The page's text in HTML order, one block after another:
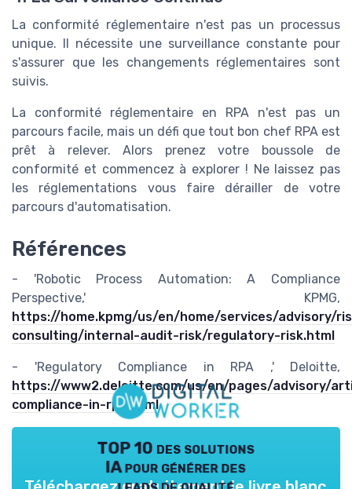
La conformité réglementaire n'est pas un processus
unique. Il nécessite une surveillance constante pour
s'assurer que les changements réglementaires sont
suivis.
La conformité réglementaire en RPA n'est pas un
parcours facile, mais un défi que tout bon chef RPA est
prêt à relever. Alors prenez votre boussole de
conformité et commencez à explorer ! Ne laissez pas
les réglementations vous faire dérailler de votre
parcours d'automatisation.
Références
- 'Robotic Process Automation: A Compliance
Perspective,' KPMG,
https://home.kpmg/us/en/home/services/advisory/
consulting/internal-audit-risk/regulatory-risk.html
- 'Regulatory Compliance in RPA ,' Deloitte,
https://www2.deloitte.com/us/en/pages/advisory/
compliance-in-rpa.html
TOP 10 des solutions
IA pour générer des